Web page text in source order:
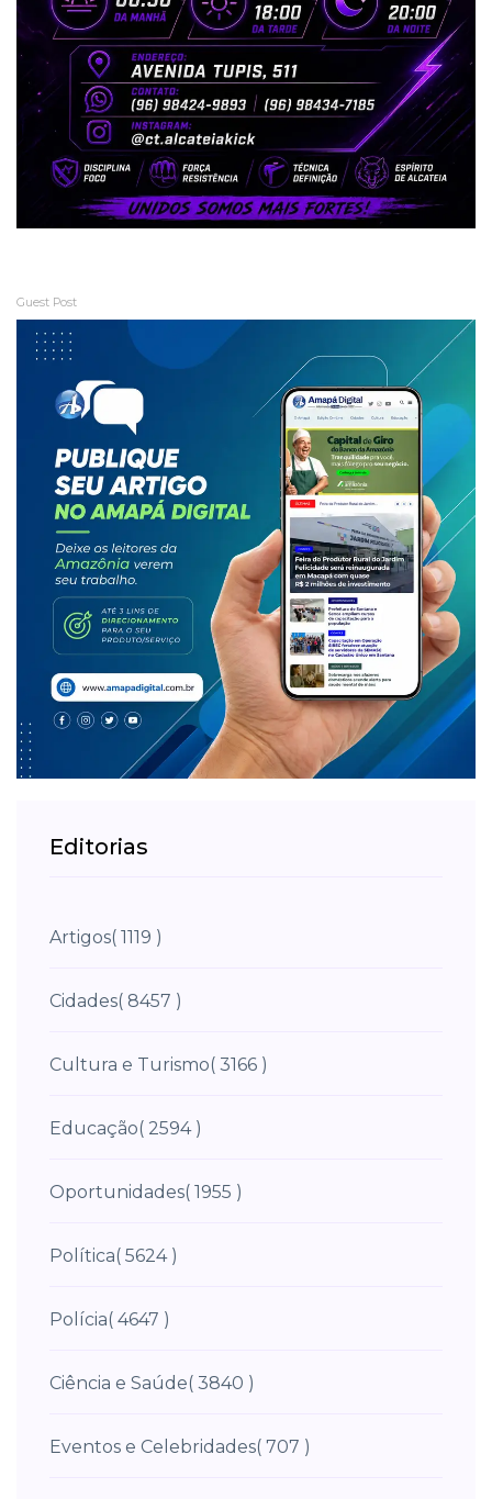
Guest Post
Editorias
Artigos( 1119 )
Cidades( 8457 )
Cultura e Turismo( 3166 )
Educação( 2594 )
Oportunidades( 1955 )
Política( 5624 )
Polícia( 4647 )
Ciência e Saúde( 3840 )
Eventos e Celebridades( 707 )